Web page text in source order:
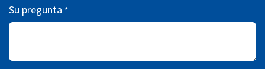
Su pregunta *